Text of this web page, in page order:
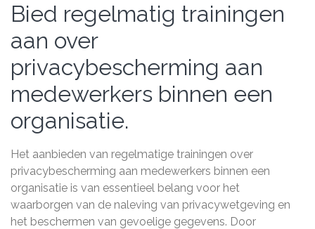
Bied regelmatig trainingen
aan over
privacybescherming aan
medewerkers binnen een
organisatie.
Het aanbieden van regelmatige trainingen over
privacybescherming aan medewerkers binnen een
organisatie is van essentieel belang voor het
waarborgen van de naleving van privacywetgeving en
het beschermen van gevoelige gegevens. Door